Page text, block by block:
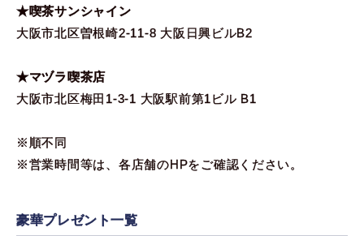
★喫茶サンシャイン
大阪市北区曽根崎2-11-8 大阪日興ビルB2
★マヅラ喫茶店
大阪市北区梅田1-3-1 大阪駅前第1ビル B1
※順不同
※営業時間等は、各店舗のHPをご確認ください。
豪華プレゼント一覧